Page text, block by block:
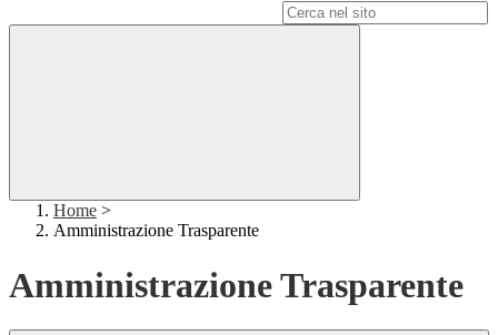
Home >
Amministrazione Trasparente
Amministrazione Trasparente